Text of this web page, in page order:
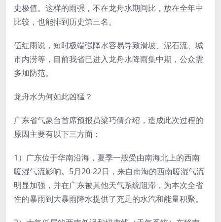
史极值。这样的雨强，不在龙舟水期间比，放在全年中
比较，也能排到历史第三名。
伍红雨说，短时极端强降水容易导致滑坡、泥石流、城
市内涝等，目前我省已进入龙舟水降雨集中期，公众需
多加防范。
龙舟水为何如此凶猛？
广东省气象台首席预报员梁巧倩介绍，造成此次过程的
原因主要有以下三方面：
1）广东位于华南沿海，夏季一般受由南海北上的西南
暖湿气流影响。5月20-22日，来自南海的西南暖湿气流
明显加强，并在广东被其他天气系统阻滞，为本次全省
性的暴雨到大暴雨降水提供了充足的水汽和能量积聚。